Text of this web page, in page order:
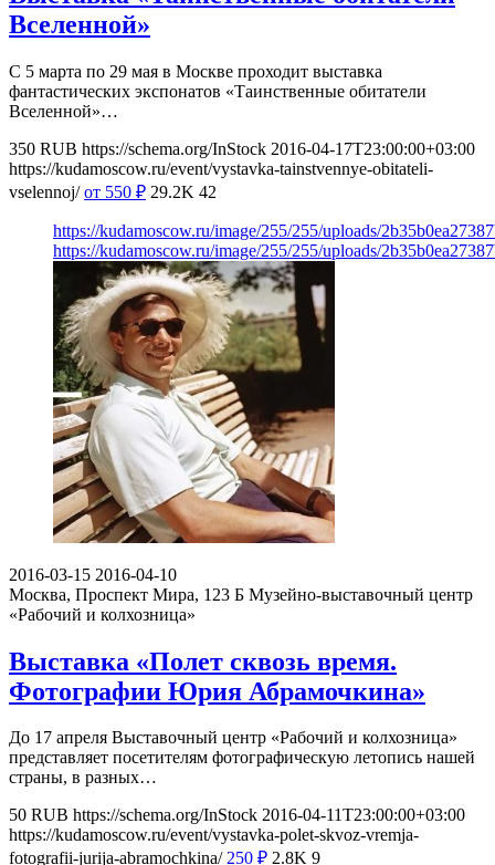
Вселенной»
С 5 марта по 29 мая в Москве проходит выставка
фантастических экспонатов «Таинственные обитатели
Вселенной»…
350 RUB https://schema.org/InStock 2016-04-17T23:00:00+03:00
https://kudamoscow.ru/event/vystavka-tainstvennye-obitateli-
vselennoj/ от 550 ₽ 29.2K 42
https://kudamoscow.ru/image/255/255/uploads/
https://kudamoscow.ru/image/255/255/uploads/
2016-03-15 2016-04-10
Москва, Проспект Мира, 123 Б Музейно-выставочный центр
«Рабочий и колхозница»
Выставка «Полет сквозь время.
Фотографии Юрия Абрамочкина»
До 17 апреля Выставочный центр «Рабочий и колхозница»
представляет посетителям фотографическую летопись нашей
страны, в разных…
50 RUB https://schema.org/InStock 2016-04-11T23:00:00+03:00
https://kudamoscow.ru/event/vystavka-polet-skvoz-vremja-
fotografii-jurija-abramochkina/ 250 ₽ 2.8K 9